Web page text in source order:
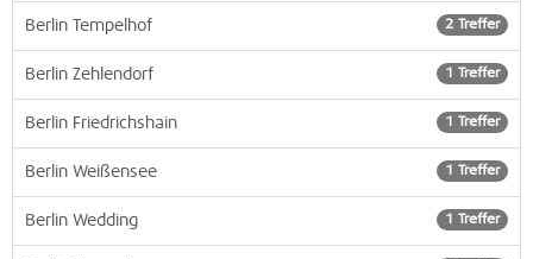
2 Treffer
Berlin Tempelhof
1 Treffer
Berlin Zehlendorf
1 Treffer
Berlin Friedrichshain
1 Treffer
Berlin Weißensee
1 Treffer
Berlin Wedding